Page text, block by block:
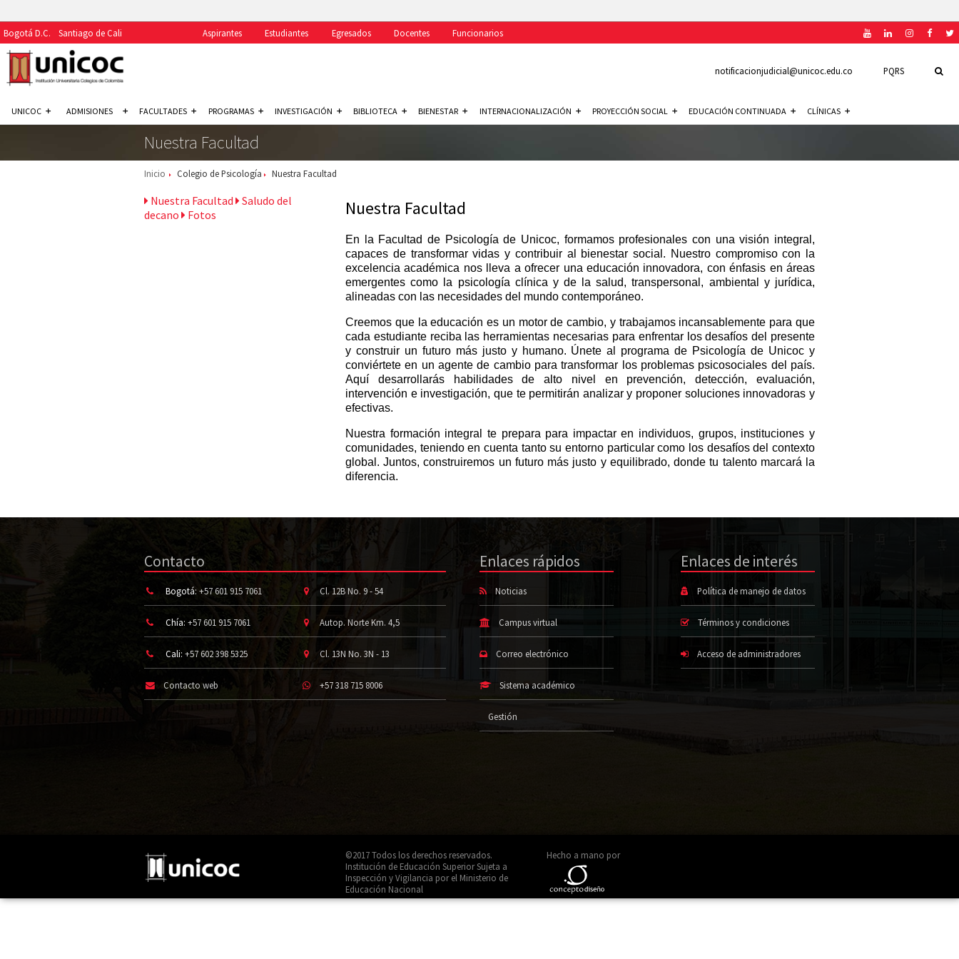
Bogotá D.C. Santiago de Cali Aspirantes Estudiantes Egresados Docentes Funcionarios
PQRS
notificacionjudicial@unicoc.edu.co
UNICOC ADMISIONES FACULTADES PROGRAMAS INVESTIGACIÓN BIBLIOTECA BIENESTAR INTERNACIONALIZACIÓN PROYECCIÓN SOCIAL EDUCACIÓN CONTINUADA CLÍNICAS
Nuestra Facultad
Inicio Colegio de Psicología Nuestra Facultad
Nuestra Facultad
Saludo del
decano
Fotos Nuestra Facultad
En la Facultad de Psicología de Unicoc, formamos profesionales con una visión integral,
capaces de transformar vidas y contribuir al bienestar social. Nuestro compromiso con la
excelencia académica nos lleva a ofrecer una educación innovadora, con énfasis en áreas
emergentes como la psicología clínica y de la salud, transpersonal, ambiental y jurídica,
alineadas con las necesidades del mundo contemporáneo.
Creemos que la educación es un motor de cambio, y trabajamos incansablemente para que
cada estudiante reciba las herramientas necesarias para enfrentar los desafíos del presente
y construir un futuro más justo y humano. Únete al programa de Psicología de Unicoc y
conviértete en un agente de cambio para transformar los problemas psicosociales del país.
Aquí desarrollarás habilidades de alto nivel en prevención, detección, evaluación,
intervención e investigación, que te permitirán analizar y proponer soluciones innovadoras y
efectivas.
Nuestra formación integral te prepara para impactar en individuos, grupos, instituciones y
comunidades, teniendo en cuenta tanto su entorno particular como los desafíos del contexto
global. Juntos, construiremos un futuro más justo y equilibrado, donde tu talento marcará la
diferencia.
Contacto
Bogotá: +57 601 915 7061 Cl. 12B No. 9 - 54
Chía: +57 601 915 7061 Autop. Norte Km. 4,5
Cali: +57 602 398 5325 Cl. 13N No. 3N - 13
Contacto web +57 318 715 8006
Enlaces rápidos
Noticias
Campus virtual
Correo electrónico
Sistema académico
Gestión
Enlaces de interés
Política de manejo de datos
Términos y condiciones
Acceso de administradores
©2017 Todos los derechos reservados.
Institución de Educación Superior Sujeta a
Inspección y Vigilancia por el Ministerio de
Educación Nacional
Hecho a mano por